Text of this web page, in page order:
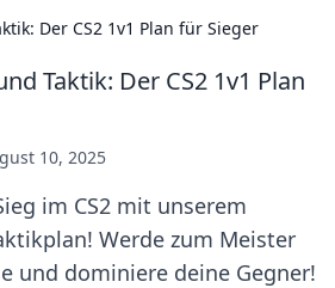
Der CS2 1v1 Plan für Sieger
Taktik: Der CS2 1v1 Plan
10, 2025
im CS2 mit unserem
Werde zum Meister
und dominiere deine Gegner!